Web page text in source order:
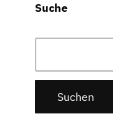
Suche